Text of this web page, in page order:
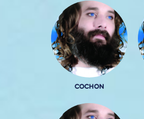
COCHON